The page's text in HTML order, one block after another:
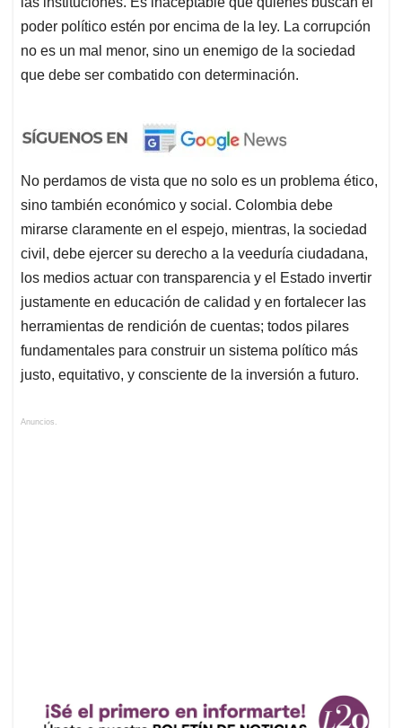
poder político estén por encima de la ley. La corrupción
no es un mal menor, sino un enemigo de la sociedad
que debe ser combatido con determinación.
No perdamos de vista que no solo es un problema ético,
sino también económico y social. Colombia debe
mirarse claramente en el espejo, mientras, la sociedad
civil, debe ejercer su derecho a la veeduría ciudadana,
los medios actuar con transparencia y el Estado invertir
justamente en educación de calidad y en fortalecer las
herramientas de rendición de cuentas; todos pilares
fundamentales para construir un sistema político más
justo, equitativo, y consciente de la inversión a futuro.
Anuncios.